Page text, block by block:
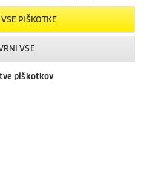
PIŠKOTKE
VSE
piškotkov